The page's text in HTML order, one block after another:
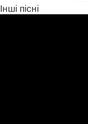
Інші пісні